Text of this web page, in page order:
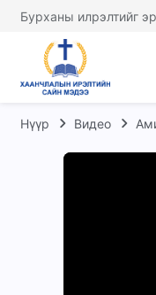
Бурханы илрэлтийг
Нүүр Видео